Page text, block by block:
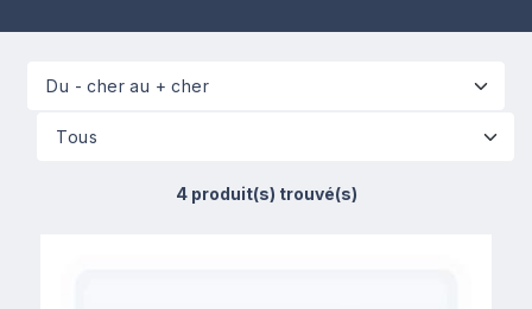
4 produit(s) trouvé(s)